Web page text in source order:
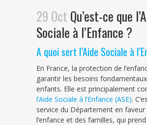
29 Oct Qu’est-ce que
Sociale à l’Enfance ?
A quoi sert l’Aide Sociale à
En France, la protection de
garantir les besoins
enfants. Elle est principalement
l’Aide Sociale à l’Enfance (ASE).
service du Département en faveur
l’enfance et des familles, qui